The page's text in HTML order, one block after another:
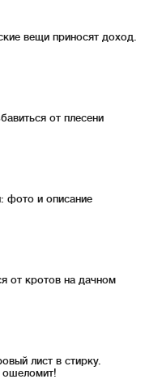
вещи приносят доход.
от плесени
фото и описание
от кротов на дачном
лист в стирку.
ошеломит!